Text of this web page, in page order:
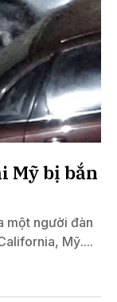
Mỹ bị bắn
một người đàn
Mỹ....